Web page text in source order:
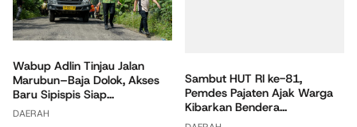
Wabup Adlin Tinjau Jalan
Marubun–Baja Dolok, Akses
Baru Sipispis Siap...
DAERAH
Sambut HUT RI ke-81,
Pemdes Pajaten Ajak Warga
Kibarkan Bendera...